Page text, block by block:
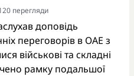
перегляди
доповідь
переговорів в ОАЕ з
військові та складні
рамку подальшої